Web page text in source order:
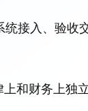
接入、验收
和财务上